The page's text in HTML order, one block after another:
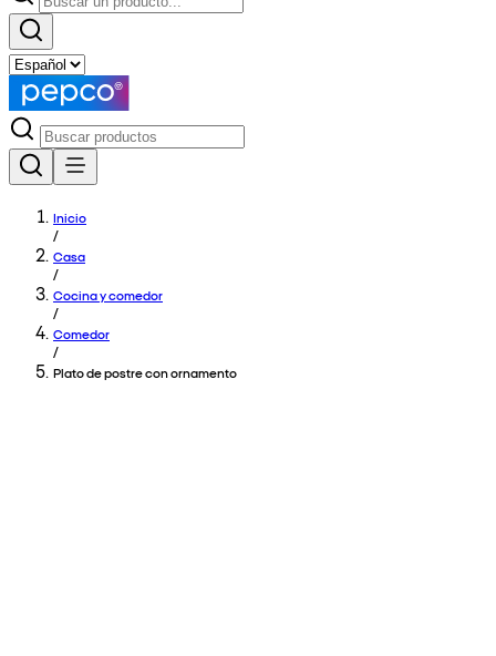
Inicio
/
Casa
/
Cocina y comedor
/
Comedor
/
Plato de postre con ornamento